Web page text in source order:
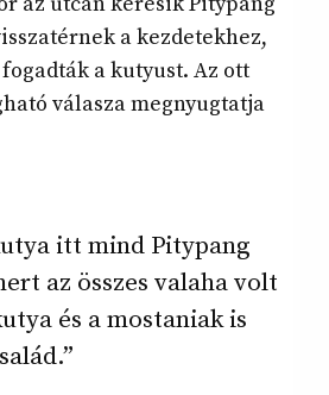
a kezdetekhez,
a kutyust. Az ott
válasza megnyugtatja
itt mind Pitypang
az összes valaha volt
és a mostaniak is